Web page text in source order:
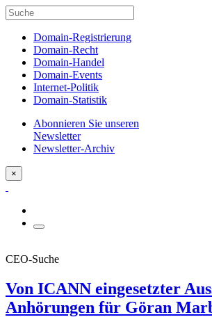
Domain-Registrierung
Domain-Recht
Domain-Handel
Domain-Events
Internet-Politik
Domain-Statistik
Abonnieren Sie unseren
Newsletter
Newsletter-Archiv
×
CEO-Suche
Von ICANN eingesetzter
Anhörungen für Göran